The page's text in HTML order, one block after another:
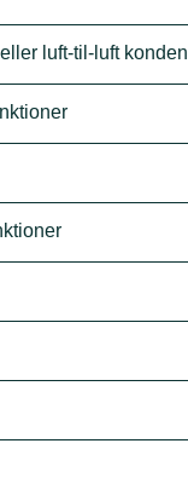
luft-til-luft